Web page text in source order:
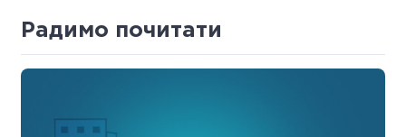
Радимо почитати